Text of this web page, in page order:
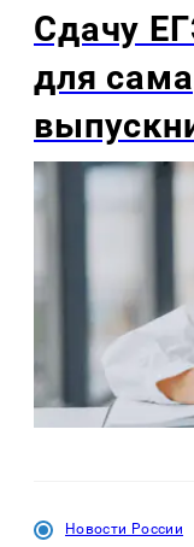
Сдачу
для
Новости России